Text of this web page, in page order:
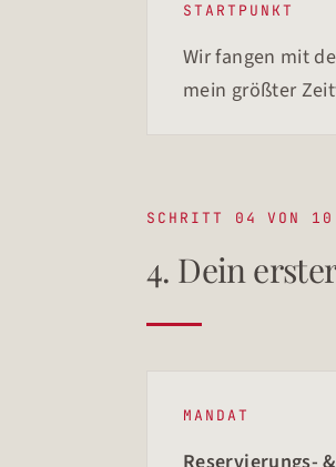
STARTPUNKT
Wir fangen mit
mein größter
SCHRITT 04 VON 10
4. Dein
MANDAT